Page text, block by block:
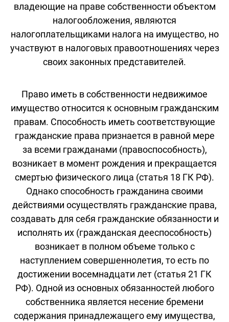
владеющие на праве собственности объектом
налогообложения, являются
налогоплательщиками налога на имущество, но
участвуют в налоговых правоотношениях через
своих законных представителей.
Право иметь в собственности недвижимое
имущество относится к основным гражданским
правам. Способность иметь соответствующие
гражданские права признается в равной мере
за всеми гражданами (правоспособность),
возникает в момент рождения и прекращается
смертью физического лица (статья 18 ГК РФ).
Однако способность гражданина своими
действиями осуществлять гражданские права,
создавать для себя гражданские обязанности и
исполнять их (гражданская дееспособность)
возникает в полном объеме только с
наступлением совершеннолетия, то есть по
достижении восемнадцати лет (статья 21 ГК
РФ). Одной из основных обязанностей любого
собственника является несение бремени
содержания принадлежащего ему имущества,